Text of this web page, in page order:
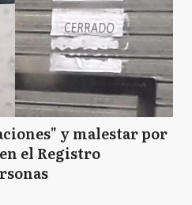
y malestar por
el Registro